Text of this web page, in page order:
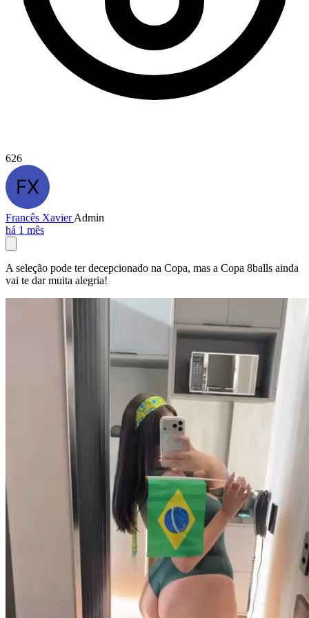
626
Francês XavierAdmin
há 1 mês
A seleção pode ter decepcionado na Copa, mas a Copa 8balls ainda
vai te dar muita alegria!